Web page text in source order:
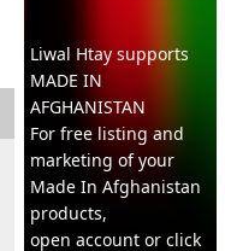
Liwal Htay supports
MADE IN
AFGHANISTAN
For free listing and
marketing of your
Made In Afghanistan
products,
open account or click